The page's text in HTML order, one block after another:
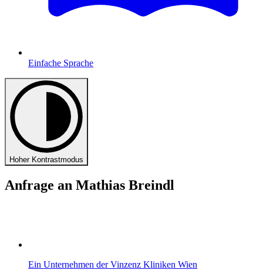
Einfache Sprache
Hoher Kontrastmodus
Anfrage an Mathias Breindl
Ein Unternehmen der Vinzenz Kliniken Wien